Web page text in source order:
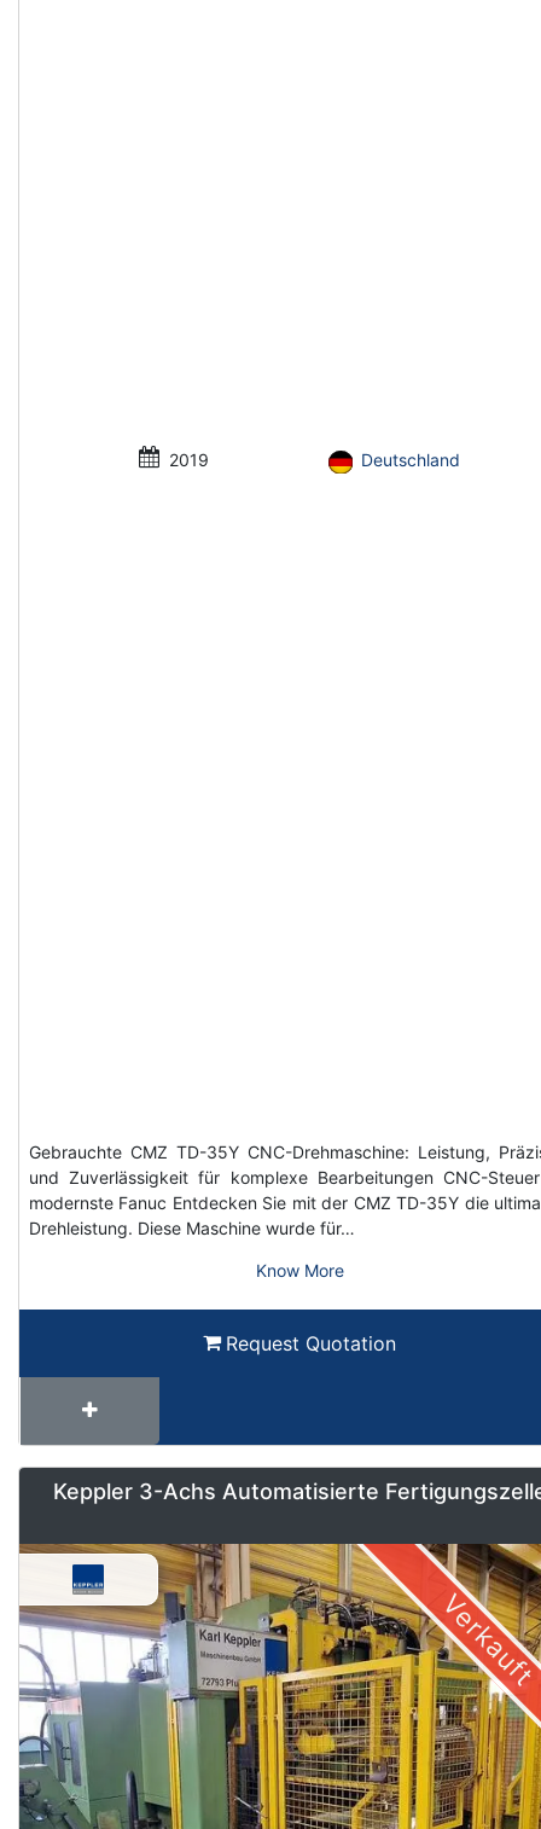
2019 Deutschland
Gebrauchte CMZ TD-35Y CNC-Drehmaschine: Leistung,
und Zuverlässigkeit für komplexe Bearbeitungen CNC-
modernste Fanuc Entdecken Sie mit der CMZ TD-35Y die
Drehleistung. Diese Maschine wurde für…
Know More
Request Quotation
Keppler 3-Achs Automatisierte
Verkauft